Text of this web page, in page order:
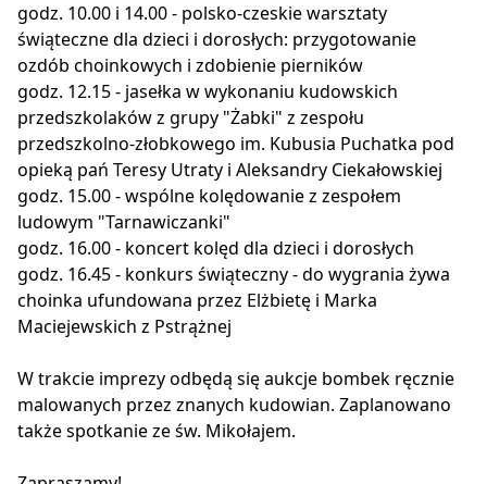
godz. 10.00 i 14.00 - polsko-czeskie warsztaty
świąteczne dla dzieci i dorosłych: przygotowanie
ozdób choinkowych i zdobienie pierników
godz. 12.15 - jasełka w wykonaniu kudowskich
przedszkolaków z grupy "Żabki" z zespołu
przedszkolno-złobkowego im. Kubusia Puchatka pod
opieką pań Teresy Utraty i Aleksandry Ciekałowskiej
godz. 15.00 - wspólne kolędowanie z zespołem
ludowym "Tarnawiczanki"
godz. 16.00 - koncert kolęd dla dzieci i dorosłych
godz. 16.45 - konkurs świąteczny - do wygrania żywa
choinka ufundowana przez Elżbietę i Marka
Maciejewskich z Pstrążnej
W trakcie imprezy odbędą się aukcje bombek ręcznie
malowanych przez znanych kudowian. Zaplanowano
także spotkanie ze św. Mikołajem.